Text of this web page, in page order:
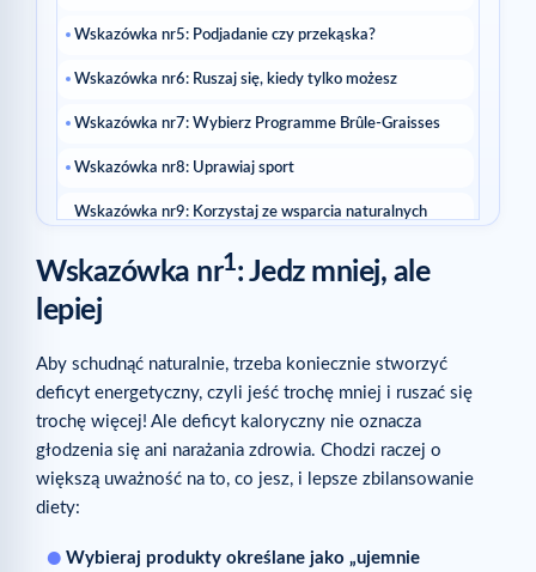
Wskazówka nr5: Podjadanie czy przekąska?
Wskazówka nr6: Ruszaj się, kiedy tylko możesz
Wskazówka nr7: Wybierz Programme Brûle-Graisses
Wskazówka nr8: Uprawiaj sport
Wskazówka nr9: Korzystaj ze wsparcia naturalnych
Wskazówka nr10: Daj sobie czas
Powiązane treści
Powiązane artykuły
Wskazówka nr1: Jedz mniej, ale
lepiej
Aby schudnąć naturalnie, trzeba koniecznie stworzyć
deficyt energetyczny, czyli jeść trochę mniej i ruszać się
trochę więcej! Ale deficyt kaloryczny nie oznacza
głodzenia się ani narażania zdrowia. Chodzi raczej o
większą uważność na to, co jesz, i lepsze zbilansowanie
diety:
Wybieraj produkty określane jako „ujemnie